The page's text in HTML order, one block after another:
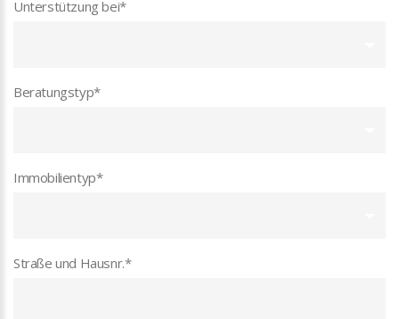
Unterstützung bei*
Beratungstyp*
Immobilientyp*
Straße und Hausnr.*